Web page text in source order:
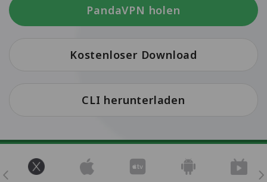
PandaVPN holen
Kostenloser Download
CLI herunterladen